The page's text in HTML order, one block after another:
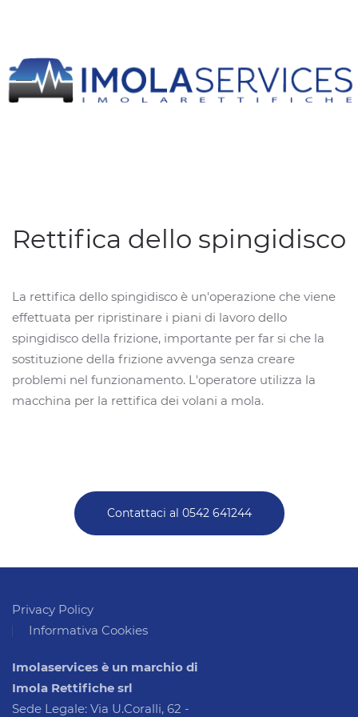
Rettifica dello spingidisco
La rettifica dello spingidisco è un'operazione che viene
effettuata per ripristinare i piani di lavoro dello
spingidisco della frizione, importante per far si che la
sostituzione della frizione avvenga senza creare
problemi nel funzionamento. L'operatore utilizza la
macchina per la rettifica dei volani a mola.
Contattaci al 0542 641244
Privacy Policy
Informativa Cookies
Imolaservices è un marchio di
Imola Rettifiche srl
Sede Legale: Via U.Coralli, 62 -